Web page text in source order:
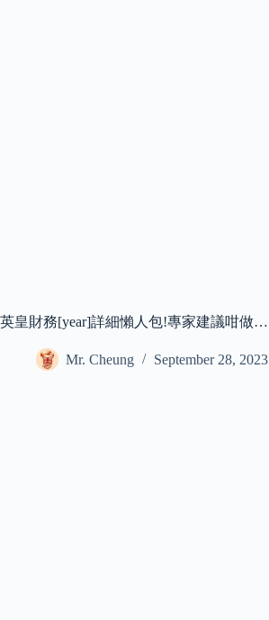
英皇財務[year]詳細懶人包!專家建議咁做…
Mr. Cheung September 28, 2023